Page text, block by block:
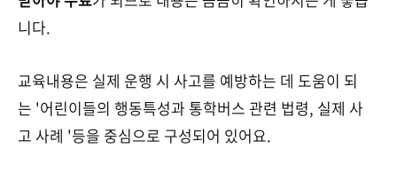
니다.
교육내용은 실제 운행 시 사고를 예방하는 데 도움이 되
는 '어린이들의 행동특성과 통학버스 관련 법령, 실제 사
고 사례 '등을 중심으로 구성되어 있어요.